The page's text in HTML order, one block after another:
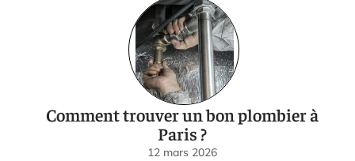
Comment trouver un bon plombier à
Paris ?
12 mars 2026